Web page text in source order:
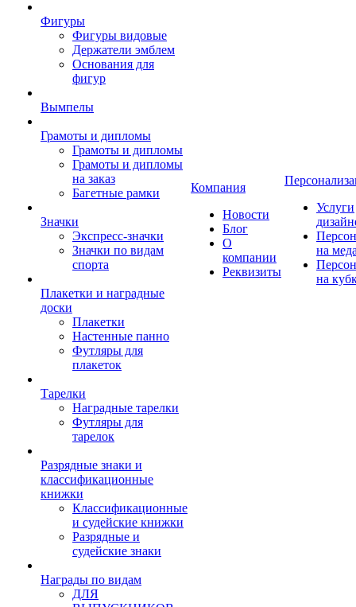
Фигуры
Фигуры видовые
Держатели эмблем
Основания для
фигур
Вымпелы
Грамоты и дипломы
Грамоты и дипломы
Грамоты и дипломы
на заказ
Багетные рамки
Значки
Экспресс-значки
Значки по видам
спорта
Плакетки и наградные
доски
Плакетки
Настенные панно
Футляры для
плакеток
Тарелки
Наградные тарелки
Футляры для
тарелок
Разрядные знаки и
классификационные
книжки
Классификационные
и судейские книжки
Разрядные и
судейские знаки
Награды по видам
ДЛЯ
Компания
Новости
Блог
О
компании
Реквизиты
Услуги
на
на